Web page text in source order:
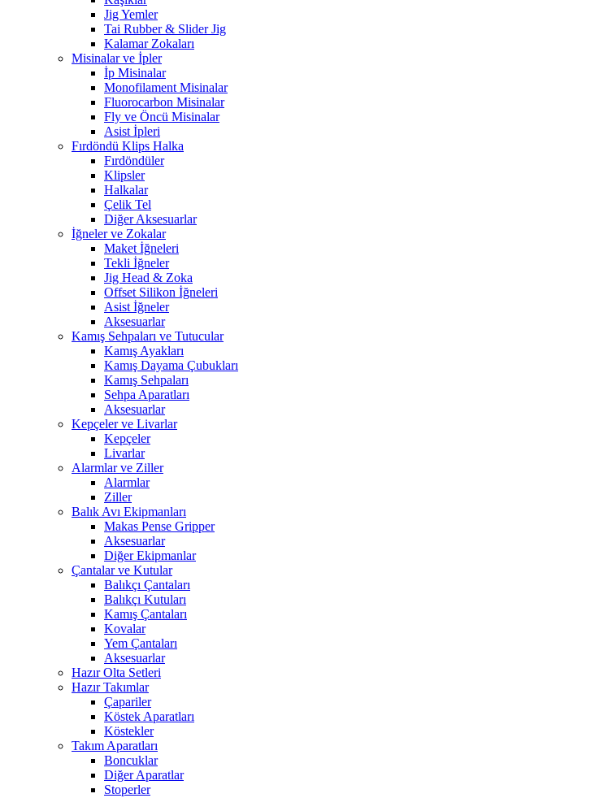
Jig Yemler
Tai Rubber & Slider Jig
Kalamar Zokaları
Misinalar ve İpler
İp Misinalar
Monofilament Misinalar
Fluorocarbon Misinalar
Fly ve Öncü Misinalar
Asist İpleri
Fırdöndü Klips Halka
Fırdöndüler
Klipsler
Halkalar
Çelik Tel
Diğer Aksesuarlar
İğneler ve Zokalar
Maket İğneleri
Tekli İğneler
Jig Head & Zoka
Offset Silikon İğneleri
Asist İğneler
Aksesuarlar
Kamış Sehpaları ve Tutucular
Kamış Ayakları
Kamış Dayama Çubukları
Kamış Sehpaları
Sehpa Aparatları
Aksesuarlar
Kepçeler ve Livarlar
Kepçeler
Livarlar
Alarmlar ve Ziller
Alarmlar
Ziller
Balık Avı Ekipmanları
Makas Pense Gripper
Aksesuarlar
Diğer Ekipmanlar
Çantalar ve Kutular
Balıkçı Çantaları
Balıkçı Kutuları
Kamış Çantaları
Kovalar
Yem Çantaları
Aksesuarlar
Hazır Olta Setleri
Hazır Takımlar
Çapariler
Köstek Aparatları
Köstekler
Takım Aparatları
Boncuklar
Diğer Aparatlar
Stoperler